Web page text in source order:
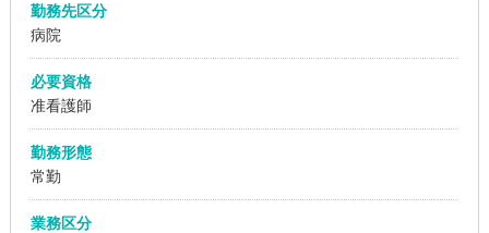
勤務先区分
病院
必要資格
准看護師
勤務形態
常勤
業務区分